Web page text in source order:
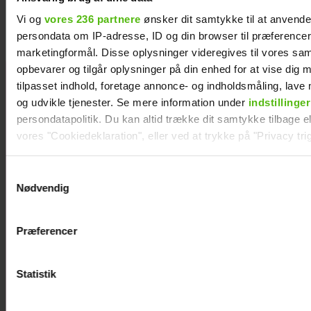
Vi og vores 236 partnere ønsker dit samtykke til at
persondata om IP-adresse, ID og din browser til
marketingformål. Disse oplysninger videregives til vores
opbevarer og tilgår oplysninger på din enhed for at vise dig
tilpasset indhold, foretage annonce- og indholdsmåling, lave
og udvikle tjenester. Se mere information under indstillinger
persondatapolitik. Du kan altid trække dit samtykke tilbage
vores "Cookiedeklaration", eller ved at trykke på "Privacy
Vi anvender egne cookies og cookies fra tredjeparter til at
generere statistik og huske dine præferencer samt til brug
Nødvendig
Præferencer
Statistik